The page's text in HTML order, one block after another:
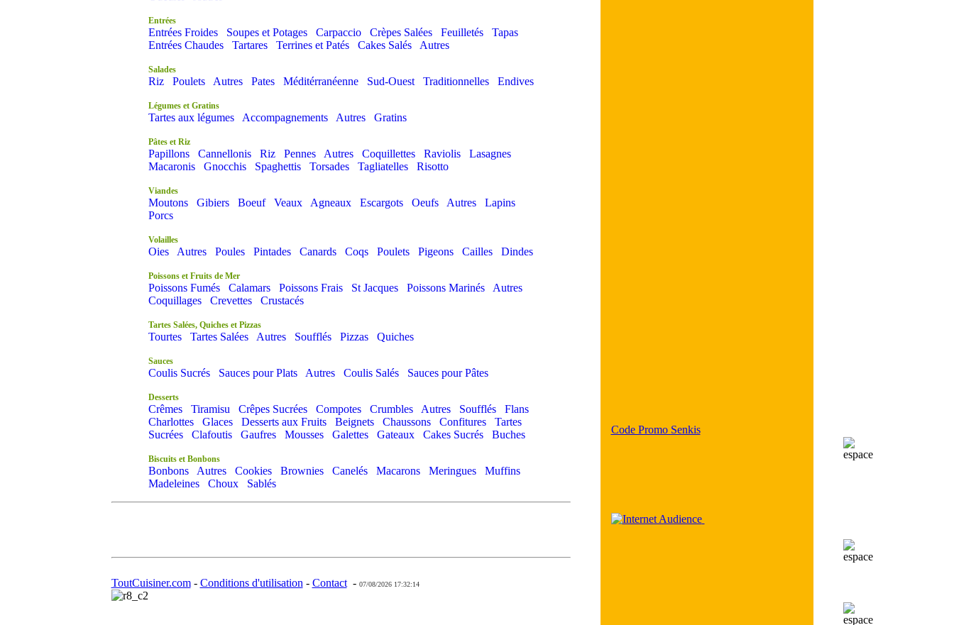
Entrées
Entrées Froides Soupes et Potages Carpaccio Crèpes Salées Feuilletés
Tapas
Entrées Chaudes
Tartares Terrines et Patés Cakes Salés Autres
Salades
Riz Poulets Autres Pates Méditérranéenne Sud-Ouest Traditionnelles Endives
Légumes et Gratins
Tartes aux légumes Accompagnements Autres Gratins
Pâtes et Riz
Papillons Cannellonis Riz Pennes Autres Coquillettes Raviolis
Lasagnes
Macaronis
Gnocchis Spaghettis Torsades Tagliatelles Risotto
Viandes
Moutons Gibiers Boeuf Veaux Agneaux Escargots Oeufs Autres
Lapins
Porcs
Volailles
Oies Autres Poules Pintades Canards Coqs Poulets Pigeons Cailles Dindes
Poissons et Fruits de Mer
Poissons Fumés Calamars Poissons Frais St Jacques Poissons Marinés
Autres
Coquillages
Crevettes Crustacés
Tartes Salées, Quiches et Pizzas
Tourtes Tartes Salées Autres Soufflés Pizzas Quiches
Sauces
Coulis Sucrés Sauces pour Plats Autres Coulis Salés Sauces pour Pâtes
Desserts
Crêmes Tiramisu Crêpes Sucrées Compotes Crumbles Autres Soufflés
Flans
Charlottes
Glaces Desserts aux Fruits Beignets Chaussons Confitures
Tartes
Sucrées
Clafoutis Gaufres Mousses Galettes Gateaux Cakes Sucrés Buches
Biscuits et Bonbons
Bonbons Autres Cookies Brownies Canelés Macarons Meringues
Muffins
Madeleines
Choux Sablés
ToutCuisiner.com- Conditions d'utilisation - Contact- 07/08/2026 17:32:14
Code Promo Senkis